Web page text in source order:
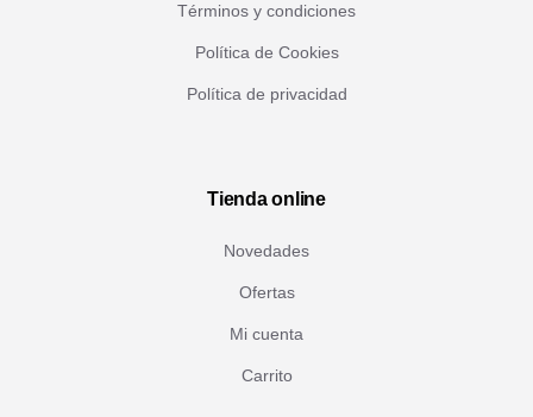
Términos y condiciones
Política de Cookies
Política de privacidad
Tienda online
Novedades
Ofertas
Mi cuenta
Carrito